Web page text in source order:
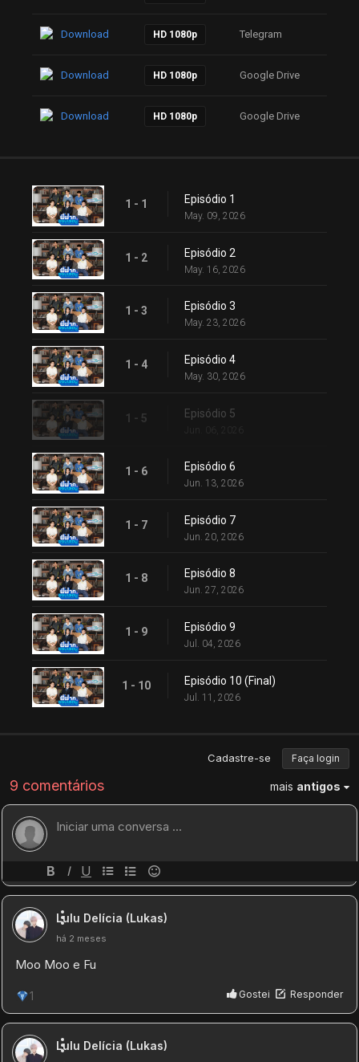
Download HD 1080p Telegram
Download HD 1080p Google Drive
Download HD 1080p Google Drive
1 - 1 Episódio 1
May. 09, 2026
1 - 2 Episódio 2
May. 16, 2026
1 - 3 Episódio 3
May. 23, 2026
1 - 4 Episódio 4
May. 30, 2026
1 - 5 Episódio 5
1 - 6 Episódio 6
Jun. 13, 2026
1 - 7 Episódio 7
Jun. 20, 2026
1 - 8 Episódio 8
Jun. 27, 2026
1 - 9 Episódio 9
Jul. 04, 2026
1 - 10 Episódio 10 (Final)
Jul. 11, 2026